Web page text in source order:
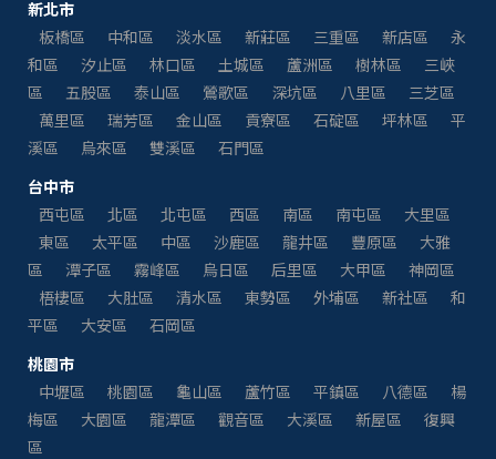
新北市
板橋區
中和區 淡水區 新莊區 三重區 新店區
永
和區
汐止區 林口區 土城區 蘆洲區 樹林區
三峽
區
五股區 泰山區 鶯歌區 深坑區 八里區
三芝區
萬里區
瑞芳區 金山區 貢寮區 石碇區 坪林區
平
溪區
烏來區 雙溪區
石門區
台中市
西屯區
北區 北屯區 西區 南區 南屯區
大里區
東區
太平區 中區 沙鹿區 龍井區 豐原區
大雅
區
潭子區 霧峰區 烏日區 后里區 大甲區
神岡區
梧棲區
大肚區 清水區 東勢區 外埔區 新社區
和
平區
大安區
石岡區
桃園市
中壢區
桃園區 龜山區 蘆竹區 平鎮區 八德區
楊
梅區
大園區 龍潭區 觀音區 大溪區 新屋區
復興
區